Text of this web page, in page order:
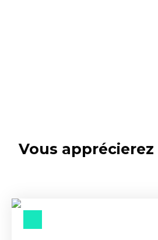
Vous apprécierez